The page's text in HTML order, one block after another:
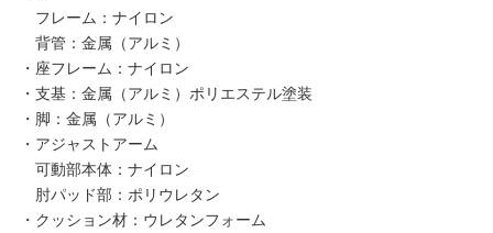
フレーム：ナイロン
背管：金属（アルミ）
・座フレーム：ナイロン
・支基：金属（アルミ）ポリエステル塗装
・脚：金属（アルミ）
・アジャストアーム
可動部本体：ナイロン
肘パッド部：ポリウレタン
・クッション材：ウレタンフォーム